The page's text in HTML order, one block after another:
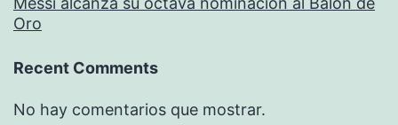
Oro
Recent Comments
No hay comentarios que mostrar.